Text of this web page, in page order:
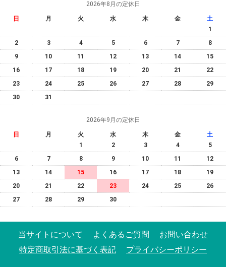
2026年8月の定休日
日 月 火 水 木 金
土
1
2
3 4 5 6 7
8
9
10 11 12 13 14
15
16
17 18 19 20 21
22
23
24 25 26 27 28
29
30
31
2026年9月の定休日
日 月 火 水 木 金
土
1
2 3 4
5
6
7 8 9 10 11
12
13
14 15 16 17 18
19
20
21 22 23 24 25
26
27
28 29 30
当サイトについて よくあるご質問
お問い合わせ
特定商取引法に基づく表記
プライバシーポリシー